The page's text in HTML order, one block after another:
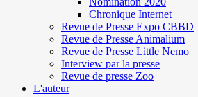
Chronique Internet
Revue de Presse Expo CBBD
Revue de Presse Animalium
Revue de Presse Little Nemo
Interview par la presse
Revue de presse Zoo
L'auteur